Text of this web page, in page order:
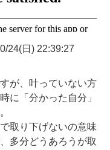
24(日) 22:39:27
が、叶っていない方
に「分かった自分」
取り下げないの意味
多分どうあろうが取